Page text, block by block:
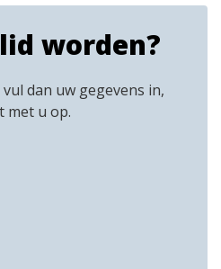
worden?
dan uw gegevens in,
met u op.